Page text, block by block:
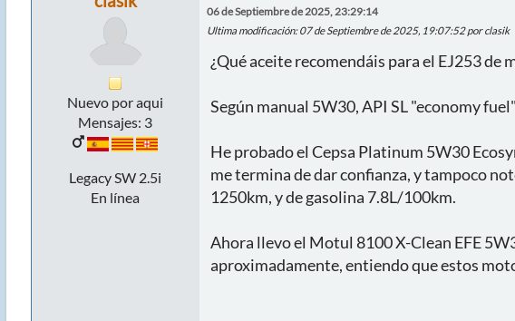
Nuevo por aqui
Mensajes: 3
Legacy SW 2.5i
En línea
06 de Septiembre de 2025, 23:29:14
Ultima modificación: 07 de Septiembre de 2025, 19:07:52 por clasik
¿Qué aceite recomendáis para el EJ253 de
Según manual 5W30, API SL "economy
He probado el Cepsa Platinum 5W30
me termina de dar confianza, y tampoco
1250km, y de gasolina 7.8L/100km.
Ahora llevo el Motul 8100 X-Clean EFE
aproximadamente, entiendo que estos